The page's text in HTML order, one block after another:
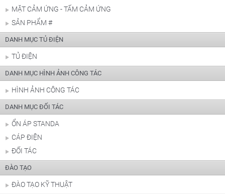
MẶT CẢM ỨNG - TẤM CẢM ỨNG
SẢN PHẨM #
DANH MỤC TỦ ĐIỆN
TỦ ĐIỆN
DANH MỤC HÌNH ẢNH CÔNG TÁC
HÌNH ẢNH CÔNG TÁC
DANH MỤC ĐỐI TÁC
ỔN ÁP STANDA
CÁP ĐIỆN
ĐỐI TÁC
ĐÀO TẠO
ĐÀO TẠO KỸ THUẬT